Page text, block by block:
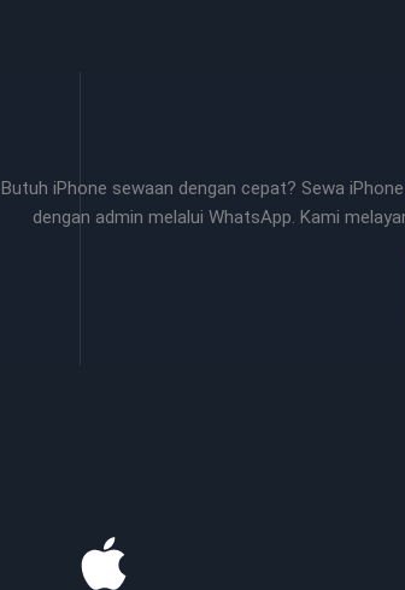
Butuh iPhone sewaan dengan cepat? Sewa
dengan admin melalui WhatsApp. Kami